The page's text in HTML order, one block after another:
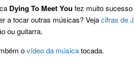
Dying To Meet Youfez muito
a tocar outras músicas? Vejacifras de
ou guitarra.
ovídeo da músicatocada.